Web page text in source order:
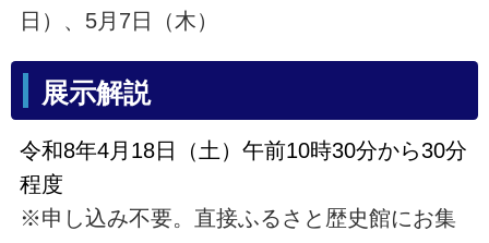
日）、5月7日（木）
展示解説
令和8年4月18日（土）午前10時30分から30分
程度
※申し込み不要。直接ふるさと歴史館にお集